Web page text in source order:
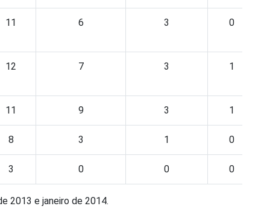
11 6 3 0
12 7 3 1
11 9 3 1
8 3 1 0
3 0 0 0
2013 e janeiro de 2014.